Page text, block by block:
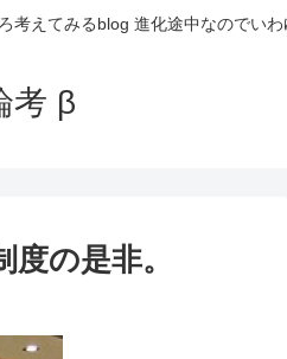
えてみるblog 進化途中なのでいわ
考 β
の是非。